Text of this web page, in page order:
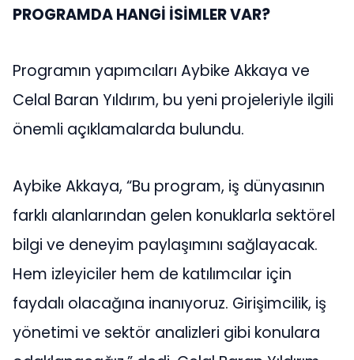
PROGRAMDA HANGİ İSİMLER VAR?
Programın yapımcıları Aybike Akkaya ve
Celal Baran Yıldırım, bu yeni projeleriyle ilgili
önemli açıklamalarda bulundu.
Aybike Akkaya, “Bu program, iş dünyasının
farklı alanlarından gelen konuklarla sektörel
bilgi ve deneyim paylaşımını sağlayacak.
Hem izleyiciler hem de katılımcılar için
faydalı olacağına inanıyoruz. Girişimcilik, iş
yönetimi ve sektör analizleri gibi konulara